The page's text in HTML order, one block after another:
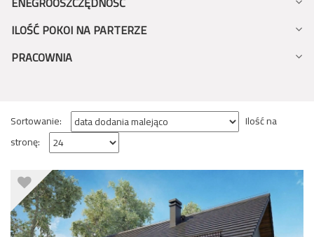
ILOŚĆ POKOI NA PARTERZE
PRACOWNIA
Sortowanie:
Ilość na
stronę: